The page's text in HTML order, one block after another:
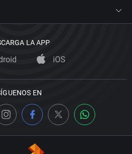
LA APP
iOS
EN